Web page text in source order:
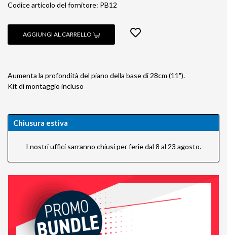
Codice articolo del fornitore: PB12
AGGIUNGI AL CARRELLO
Aumenta la profondità del piano della base di 28cm (11").
Kit di montaggio incluso
Chiusura estiva
I nostri uffici sarranno chiusi per ferie dal 8 al 23 agosto.